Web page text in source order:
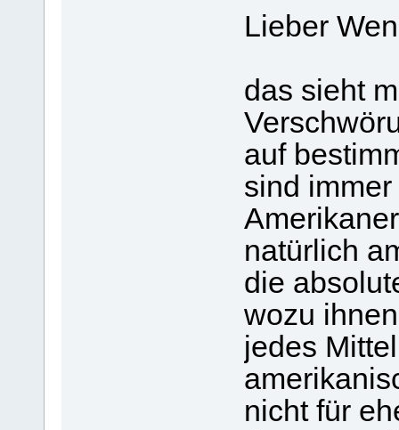
Lieber
das sieht
auf
sind
natürlich
die
wozu
jedes
nicht für